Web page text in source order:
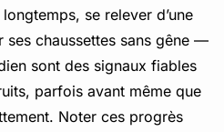
se relever d’une
ses chaussettes sans gêne —
sont des signaux fiables
parfois avant même que
Noter ces progrès